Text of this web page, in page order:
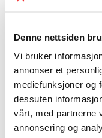
Denne nettsiden
Vi bruker
annonser et
mediefunksjoner og
dessuten
vårt, med partnerne
annonsering og
Feriehus | Hytter
Nestunet